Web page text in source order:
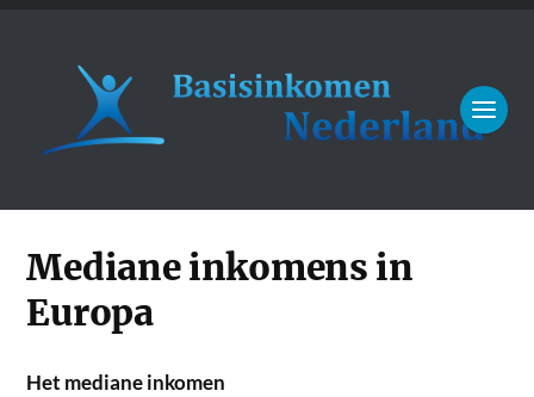
Mediane inkomens in
Europa
Het mediane inkomen